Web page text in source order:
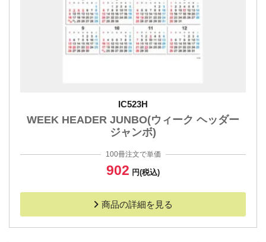
IC523H
WEEK HEADER JUNBO(ウィーク ヘッダー
ジャンボ)
100冊注文で単価
902 円(税込)
商品の詳細を見る